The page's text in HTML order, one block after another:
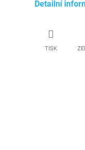
Detailní
TISK